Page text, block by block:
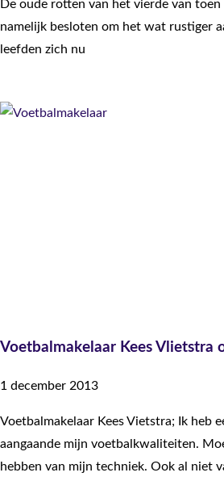
De oude rotten van het vierde van
namelijk besloten om het wat rustiger
leefden zich nu
Voetbalmakelaar Kees Vlietstra
1 december 2013
Voetbalmakelaar Kees Vietstra; Ik heb
aangaande mijn voetbalkwaliteiten.
hebben van mijn techniek. Ook al niet